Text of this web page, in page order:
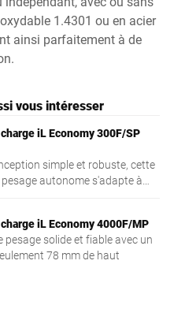
1.4301 ou en acier
ainsi parfaitement à de
vous intéresser
iL Economy 300F/SP
simple et robuste, cette
autonome s'adapte à
iL Economy 4000F/MP
pesage solide et fiable avec un
78 mm de haut